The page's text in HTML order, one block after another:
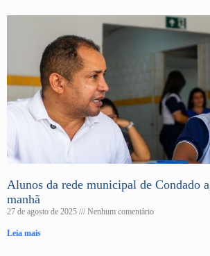
Alunos da rede municipal de Condado
manhã
27 de agosto de 2025 Nenhum comentário
Leia mais